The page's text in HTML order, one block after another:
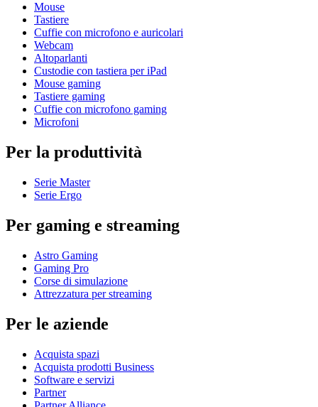
Mouse
Tastiere
Cuffie con microfono e auricolari
Webcam
Altoparlanti
Custodie con tastiera per iPad
Mouse gaming
Tastiere gaming
Cuffie con microfono gaming
Microfoni
Per la produttività
Serie Master
Serie Ergo
Per gaming e streaming
Astro Gaming
Gaming Pro
Corse di simulazione
Attrezzatura per streaming
Per le aziende
Acquista spazi
Acquista prodotti Business
Software e servizi
Partner